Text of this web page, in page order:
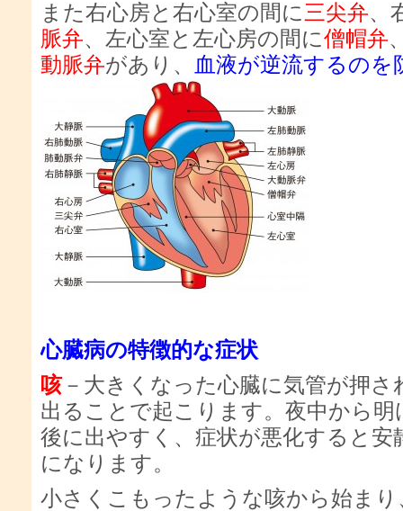
また右心房と右心室の間に 三尖弁、
脈弁、左心室と左心房の間に僧帽弁
動脈弁があり、 血液が逆流するのを
心臓病の特徴的な症状
咳－大きくなった心臓に気管が押
出ることで起こります。夜中から
後に出やすく、症状が悪化すると
になります。
小さくこもったような咳から始ま